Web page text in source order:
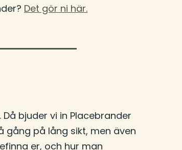
Det gör ni här.
. Då bjuder vi in Placebrander
på lång sikt, men även
er, och hur man